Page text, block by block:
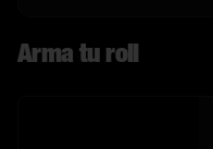
Arma tu roll